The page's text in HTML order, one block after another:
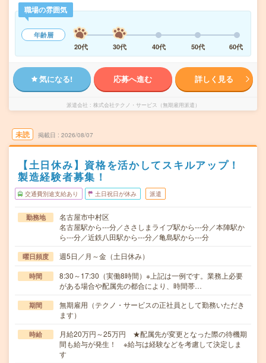
職場の雰囲気
年齢層
20代
30代 40代 50代 60代
気になる! 応募へ進む 詳しく見る
派遣会社 株式会社テクノ・サービス（無期雇用派遣）
未読 掲載日 2026/08/07
【土日休み】資格を活かしてスキルアップ！
製造経験者募集！
交通費別途支給あり 土日祝日が休み 派遣
勤務地
名古屋市中村区
名古屋駅から---分／ささしまライブ駅から---分／本陣駅か
ら---分／近鉄八田駅から---分／亀島駅から---分
曜日頻度 週5日／月～金（土日休み）
時間
8:30～17:30（実働8時間）※上記は一例です。業務上必要
がある場合や配属先の都合により、時間帯…
期間
無期雇用（テクノ・サービスの正社員として勤務いただき
ます）
時給
月給20万円～25万円 ★配属先が変更となった際の待機期
間も給与が発生！ ※給与は経験などを考慮して決定しま
す